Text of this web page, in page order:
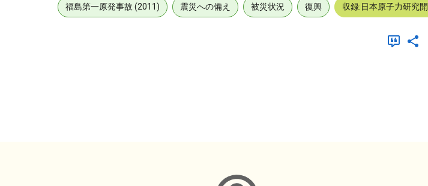
福島第一原発事故 (2011) 震災への備え 被災状況 復興 収録:日本原子力研究